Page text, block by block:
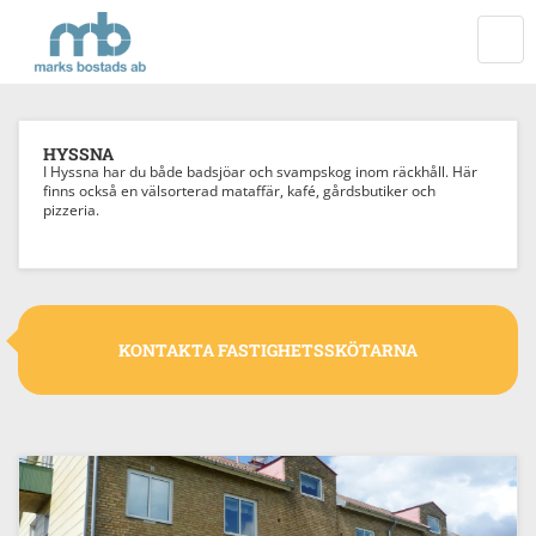
HYSSNA
I Hyssna har du både badsjöar och svampskog inom räckhåll. Här
finns också en välsorterad mataffär, kafé, gårdsbutiker och
pizzeria.
KONTAKTA FASTIGHETSSKÖTARNA